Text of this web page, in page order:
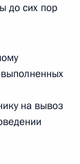
до сих пор
на вывоз